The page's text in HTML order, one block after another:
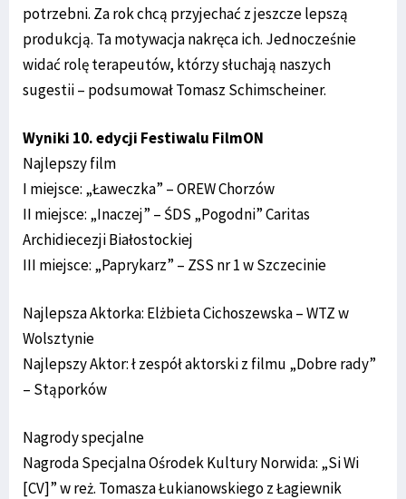
potrzebni. Za rok chcą przyjechać z jeszcze lepszą
produkcją. Ta motywacja nakręca ich. Jednocześnie
widać rolę terapeutów, którzy słuchają naszych
sugestii – podsumował Tomasz Schimscheiner.
Wyniki 10. edycji Festiwalu FilmON
Najlepszy film
I miejsce: „Ławeczka” – OREW Chorzów
II miejsce: „Inaczej” ­– ŚDS „Pogodni” Caritas
Archidiecezji Białostockiej
III miejsce: „Paprykarz” – ZSS nr 1 w Szczecinie
Najlepsza Aktorka: Elżbieta Cichoszewska – WTZ w
Wolsztynie
Najlepszy Aktor: ł zespół aktorski z filmu „Dobre rady”
– Stąporków
Nagrody specjalne
Nagroda Specjalna Ośrodek Kultury Norwida: „Si Wi
[CV]” w reż. Tomasza Łukianowskiego z Łagiewnik